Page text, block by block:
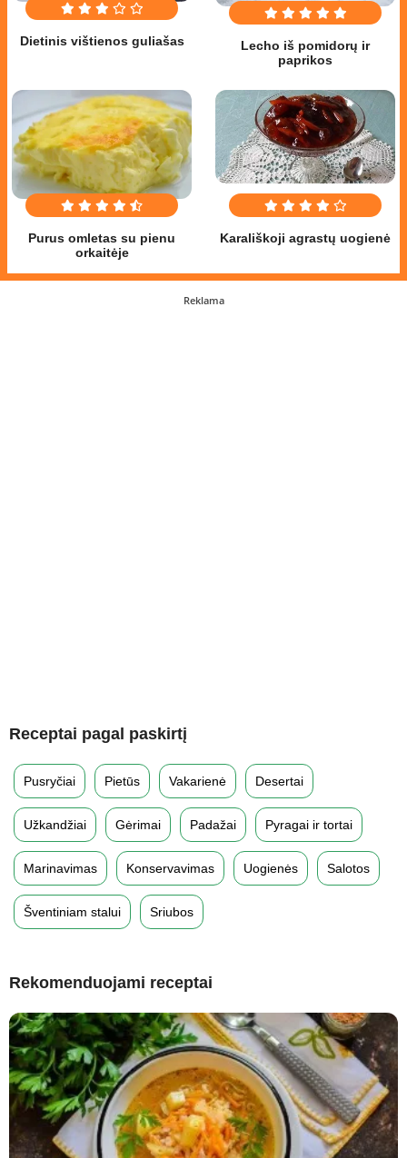
Dietinis vištienos guliašas
Lecho iš pomidorų ir
paprikos
Purus omletas su pienu
orkaitėje
Karališkoji agrastų uogienė
Reklama
Receptai pagal paskirtį
Pusryčiai Pietūs Vakarienė Desertai
Užkandžiai Gėrimai Padažai Pyragai ir tortai
Marinavimas Konservavimas Uogienės Salotos
Šventiniam stalui Sriubos
Rekomenduojami receptai